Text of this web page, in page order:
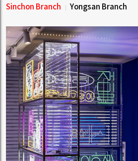
Sinchon Branch Yongsan Branch